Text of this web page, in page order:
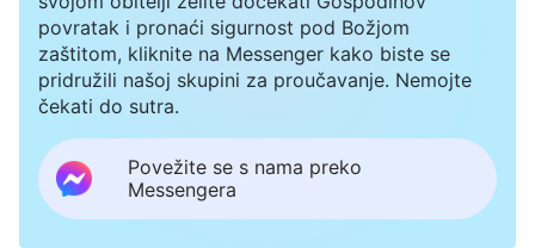
povratak i pronaći sigurnost pod Božjom
zaštitom, kliknite na Messenger kako biste se
pridružili našoj skupini za proučavanje. Nemojte
čekati do sutra.
Povežite se s nama preko
Messengera